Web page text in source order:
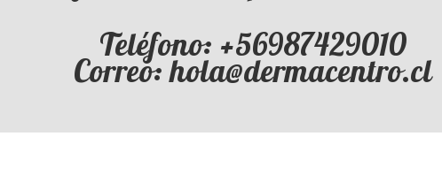
Teléfono: +56987429010
Correo: hola@dermacentro.cl